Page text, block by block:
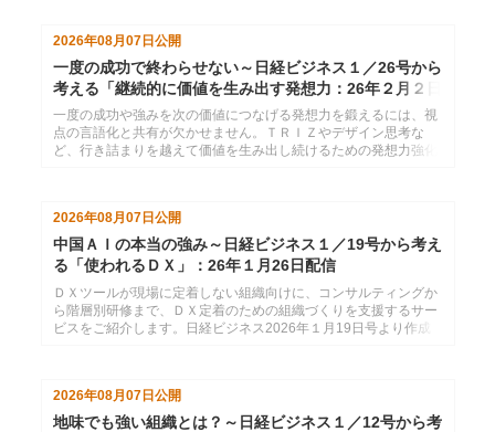
2026年08月07日公開
一度の成功で終わらせない～日経ビジネス１／26号から
考える「継続的に価値を生み出す発想力：26年２月２日
配信
一度の成功や強みを次の価値につなげる発想力を鍛えるには、視
点の言語化と共有が欠かせません。ＴＲＩＺやデザイン思考な
ど、行き詰まりを越えて価値を生み出し続けるための発想力強化
2026年08月07日 公開
中国ＡＩの本当の強み～日経ビジネス１／19号から考え
る「使われるＤＸ」：26年１月26日配信
ＤＸツールが現場に定着しない組織向けに、コンサルティングか
ら階層別研修まで、ＤＸ定着のための組織づくりを支援するサー
ビスをご紹介します。日経ビジネス2026年１月19日号より作成
2026年08月07日 公開
地味でも強い組織とは？～日経ビジネス１／12号から考